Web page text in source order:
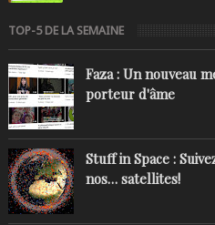
TOP-5 DE LA SEMAINE
Faza : Un nouveau
porteur d'âme
Stuff in Space :
nos… satellites!